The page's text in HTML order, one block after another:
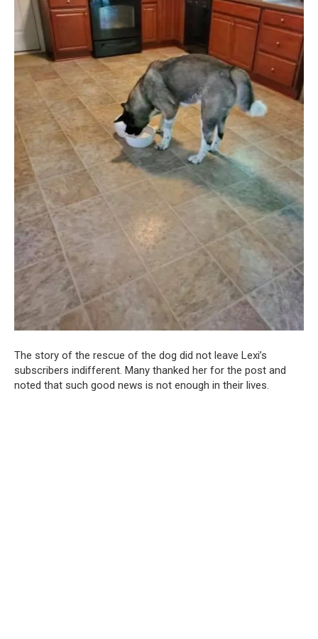
The story of the rescue of the dog did not leave Lexi’s
subscribers indifferent. Many thanked her for the post and
noted that such good news is not enough in their lives.